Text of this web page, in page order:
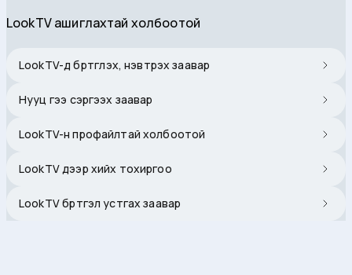
LookTV ашиглахтай холбоотой
LookTV-д бүртгүүлэх, нэвтрэх заавар
Нууц үгээ сэргээх заавар
LookTV-н профайлтай холбоотой
LookTV дээр хийх тохиргоо
LookTV бүртгэл устгах заавар